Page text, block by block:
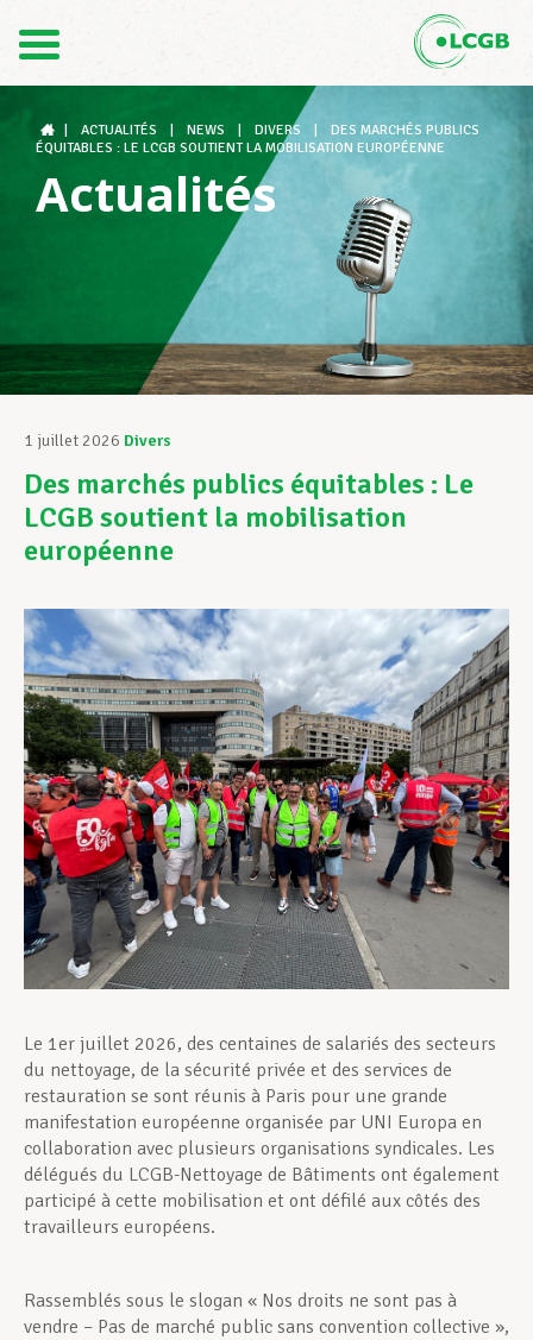
DE
Le LCGB
Structures syndicales
Assistance au Travail
Vos droits
Développement professionnel
Devenir Membre
Actualités
ACTUALITÉS NEWS DIVERS
DES MARCHÉS PUBLICS
ÉQUITABLES : LE LCGB SOUTIENT LA MOBILISATION EUROPÉENNE
Actualités
1 juillet 2026 Divers
Des marchés publics équitables : Le
LCGB soutient la mobilisation
européenne
Le 1er juillet 2026, des centaines de salariés des secteurs
du nettoyage, de la sécurité privée et des services de
restauration se sont réunis à Paris pour une grande
manifestation européenne organisée par UNI Europa en
collaboration avec plusieurs organisations syndicales. Les
délégués du LCGB-Nettoyage de Bâtiments ont également
participé à cette mobilisation et ont défilé aux côtés des
travailleurs européens.
Rassemblés sous le slogan « Nos droits ne sont pas à
vendre – Pas de marché public sans convention collective »,